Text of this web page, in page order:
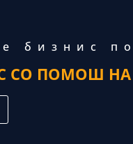
бизнис
ПОМОШ НА